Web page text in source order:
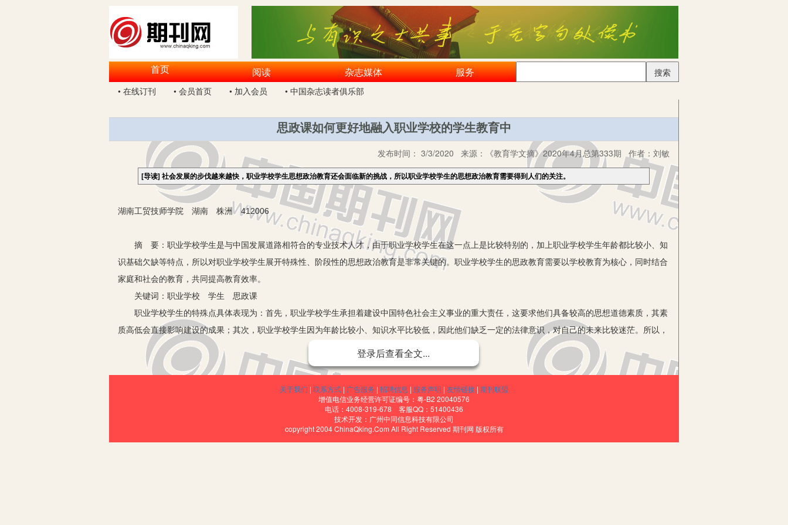
首页 阅读 杂志媒体 服务
搜索
• 在线订刊
• 会员首页 • 加入会员 • 中国杂志读者俱乐部
思政课如何更好地融入职业学校的学生教育中
发布时间： 3/3/2020 来源： 《教育学文摘》2020年4月总第333期 作者： 刘敏
[导读]社会发展的步伐越来越快，职业学校学生思想政治教育还会面临新的挑战，所以职业学校学生的思想政治教育需要得到人们的关注。
湖南工贸技师学院 湖南 株洲 412006
摘 要：职业学校学生是与中国发展道路相符合的专业技术人才，由于职业学校学生在这一点上是比较特别的，加上职业学校学生年龄都比较小、知
识基础欠缺等特点，所以对职业学校学生展开特殊性、阶段性的思想政治教育是非常关键的。职业学校学生的思政教育需要以学校教育为核心，同时结合
家庭和社会的教育，共同提高教育效率。
关键词：职业学校 学生 思政课
职业学校学生的特殊点具体表现为：首先，职业学校学生承担着建设中国特色社会主义事业的重大责任，这要求他们具备较高的思想道德素质，其素
质高低会直接影响建设的成果；其次，职业学校学生因为年龄比较小、知识水平比较低，因此他们缺乏一定的法律意识，对自己的未来比较迷茫。所以，
职业学校学生的思想政治教育课具体包括三大点：道德教育、法律教育以及专业素养和职业素养教育。如下就思政课在职业学校学生教育中如何更好地发
挥作用展开探究：
1.学校管理者应重视学生的道德教育。学校在培养和提高职业学校学生的思想道德素质时可以从这三个方面出发：首先，提高教师的教学水平和能
力，创建高素质教师队伍。其次，创造一个良好的校园环境。最后，组织关于道德的主题班会，给学生观看一些有助于培养优秀道德品质的视频，让学生
登录后查看全文...
关于我们 | 联系方式 | 广告服务 | 招聘信息 | 服务声明 | 友情链接 | 期刊联盟
增值电信业务经营许可证编号：粤-B2 20040576
电话：4008-319-678 客服QQ：51400436
技术开发：广州中同信息科技有限公司
copyright 2004 ChinaQking.Com All Right Reserved 期刊网 版权所有